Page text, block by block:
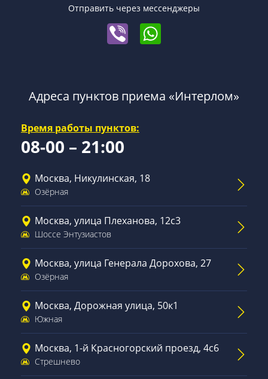
Отправить через мессенджеры
Адреса пунктов приема «Интерлом»
Время работы пунктов:
08-00 – 21:00
Москва, Никулинская, 18
Озёрная
Москва, улица Плеханова, 12с3
Шоссе Энтузиастов
Москва, улица Генерала Дорохова, 27
Озёрная
Москва, Дорожная улица, 50к1
Южная
Москва, 1-й Красногорский проезд, 4с6
Стрешнево